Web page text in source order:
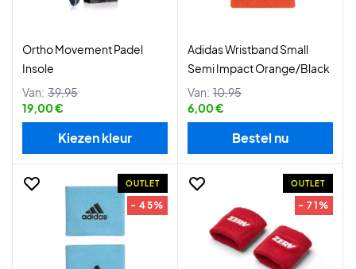
Ortho Movement Padel
Insole
Van: 39,95
19,00 €
Kiezen kleur
Adidas Wristband Small
Semi Impact Orange/Black
Van: 10,95
6,00 €
Bestel nu
OUTLET
- 45%
OUTLET
- 71%